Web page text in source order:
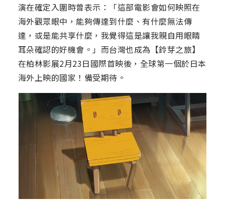
演在確定入圍時曾表示：「這部電影會如何映照在
海外觀眾眼中，能夠傳達到什麼、有什麼無法傳
達，或是能共享什麼，我覺得這是讓我親自用眼睛
耳朵確認的好機會。」而台灣也成為【鈴芽之旅】
在柏林影展2月23日國際首映後，全球第一個於日本
海外上映的國家！備受期待。